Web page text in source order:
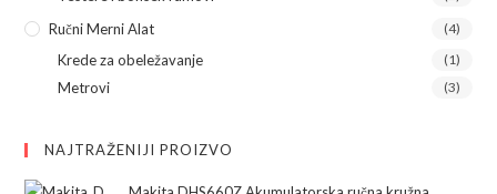
Ručni Merni Alat (4)
Krede za obeležavanje (1)
Metrovi (3)
NAJTRAŽENIJI PROIZVO